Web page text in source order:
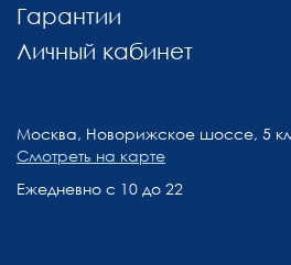
Гарантии
Личный кабинет
Москва, Новорижское шоссе, 5
Смотреть на карте
Ежедневно с 10 до 22